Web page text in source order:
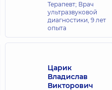
Терапевт; Врач
ультразвуковой
диагностики, 9 лет
опыта
Царик
Владислав
Викторович